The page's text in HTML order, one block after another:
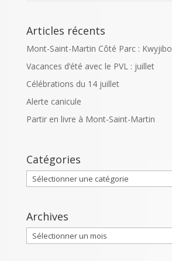
Articles récents
Mont-Saint-Martin Côté Parc : Kwyjibo
Vacances d’été avec le PVL : juillet
Célébrations du 14 juillet
Alerte canicule
Partir en livre à Mont-Saint-Martin
Catégories
Catégories
Archives
Archives